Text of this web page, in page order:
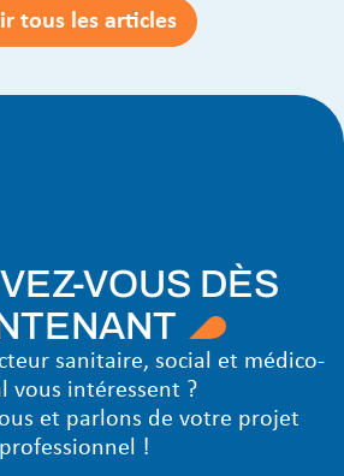
tous les articles
VOUS DÈS
sanitaire, social et médico-
vous intéressent ?
et parlons de votre projet
professionnel !